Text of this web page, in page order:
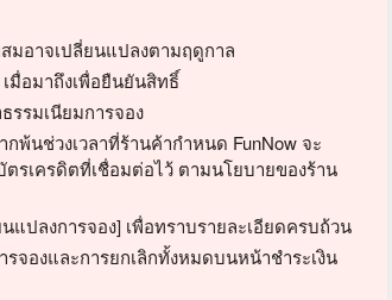
มอาจเปลี่ยนแปลงตามฤดูกาล
มื่อมาถึงเพื่อยืนยันสิทธิ์
รรมเนียมการจอง
พ้นช่วงเวลาที่ร้านค้ากำหนด FunNow จะ
ตรเครดิตที่เชื่อมต่อไว้ ตามนโยบายของร้าน
ปลงการจอง] เพื่อทราบรายละเอียดครบถ้วน
องและการยกเลิกทั้งหมดบนหน้าชำระเงิน